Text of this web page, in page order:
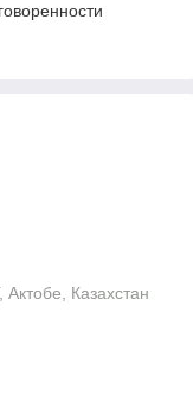
Казахстан